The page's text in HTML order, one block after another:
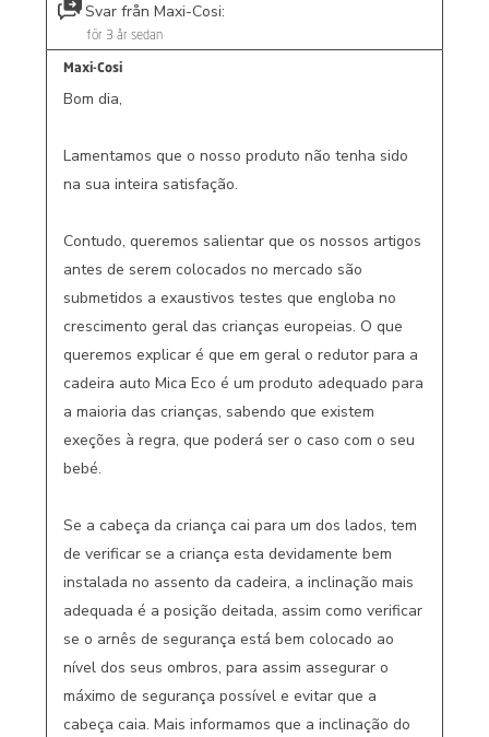
Svar från Maxi-Cosi:
för 3 år sedan
Maxi-Cosi
Bom dia,
Lamentamos que o nosso produto não tenha sido
na sua inteira satisfação.
Contudo, queremos salientar que os nossos artigos
antes de serem colocados no mercado são
submetidos a exaustivos testes que engloba no
crescimento geral das crianças europeias. O que
queremos explicar é que em geral o redutor para a
cadeira auto Mica Eco é um produto adequado para
a maioria das crianças, sabendo que existem
exeções à regra, que poderá ser o caso com o seu
bebé.
Se a cabeça da criança cai para um dos lados, tem
de verificar se a criança esta devidamente bem
instalada no assento da cadeira, a inclinação mais
adequada é a posição deitada, assim como verificar
se o arnês de segurança está bem colocado ao
nível dos seus ombros, para assim assegurar o
máximo de segurança possível e evitar que a
cabeça caia. Mais informamos que a inclinação do